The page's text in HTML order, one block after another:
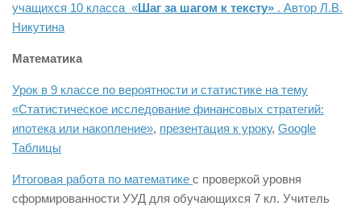
учащихся 10 класса «Шаг за шагом к тексту» . Автор Л.В.
Никутина
Математика
Урок в 9 классе по вероятности и статистике на тему
«Статистическое исследование финансовых стратегий:
ипотека или накопление», презентация к уроку, Google
Таблицы
Итоговая работа по математике с проверкой уровня
сформированности УУД для обучающихся 7 кл. Учитель